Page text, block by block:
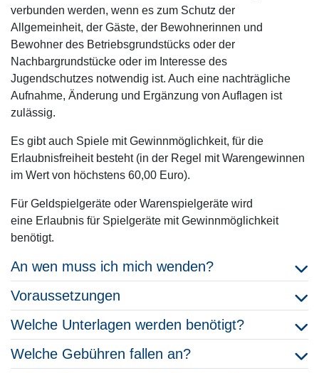
verbunden werden, wenn es zum Schutz der
Allgemeinheit, der Gäste, der Bewohnerinnen und
Bewohner des Betriebsgrundstücks oder der
Nachbargrundstücke oder im Interesse des
Jugendschutzes notwendig ist. Auch eine nachträgliche
Aufnahme, Änderung und Ergänzung von Auflagen ist
zulässig.
Es gibt auch Spiele mit Gewinnmöglichkeit, für die
Erlaubnisfreiheit besteht (in der Regel mit Warengewinnen
im Wert von höchstens 60,00 Euro).
Für Geldspielgeräte oder Warenspielgeräte wird
eine Erlaubnis für Spielgeräte mit Gewinnmöglichkeit
benötigt.
An wen muss ich mich wenden?
Voraussetzungen
Welche Unterlagen werden benötigt?
Welche Gebühren fallen an?